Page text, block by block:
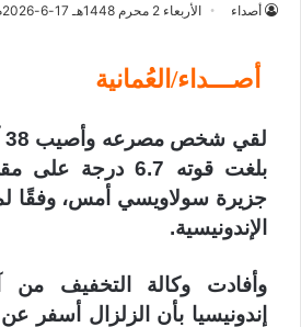
أصداء الأربعاء 2 محرم 1448هـ 17-6-2026م
أصـــداء/العُمانية
بلغت قوته 6.7
جزيرة سولاويسي أمس، وفقًا
الإندونيسية.
وأفادت وكالة التخفيف من
إندونيسيا بأن الزلزال